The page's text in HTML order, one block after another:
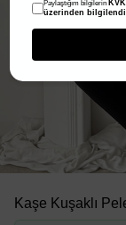
Kaşe Kuşaklı
Paylaştığım bilgilerin
üzerinden